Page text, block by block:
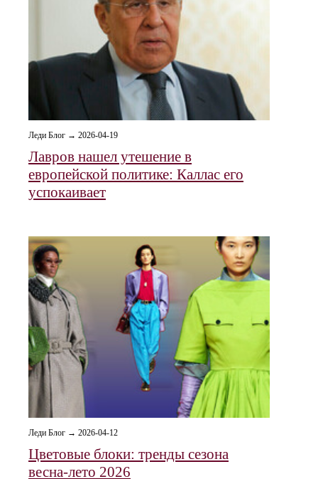
Леди Блог → 2026-04-19
Лавров нашел утешение в
европейской политике: Каллас его
успокаивает
Леди Блог → 2026-04-12
Цветовые блоки: тренды сезона
весна-лето 2026